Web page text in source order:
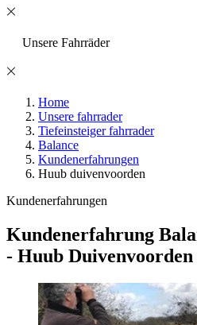
Unsere Fahrräder
Home
Unsere fahrrader
Tiefeinsteiger fahrrader
Balance
Kundenerfahrungen
Huub duivenvoorden
Kundenerfahrungen
Kundenerfahrung
- Huub Duivenvoorden